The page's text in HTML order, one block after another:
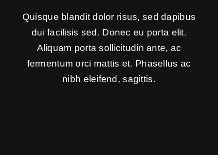
Quisque blandit dolor risus, sed dapibus
dui facilisis sed. Donec eu porta elit.
Aliquam porta sollicitudin ante, ac
fermentum orci mattis et. Phasellus ac
nibh eleifend, sagittis.